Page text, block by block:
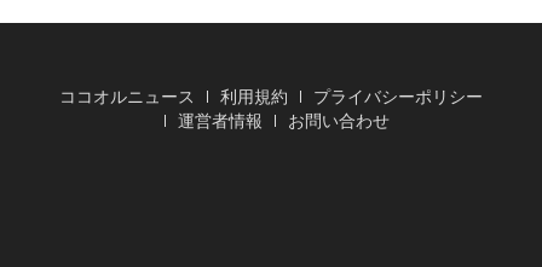
ココオルニュース 利用規約
プライバシーポリシー
運営者情報
お問い合わせ